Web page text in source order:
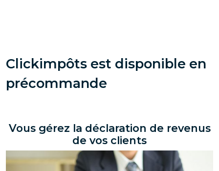
Clickimpôts est disponible en
précommande
Vous gérez la déclaration de revenus
de vos clients